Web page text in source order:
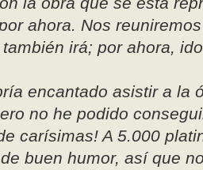
ahora. Nos
irá; por ahora,
encantado asistir a la
no he podido
carísimas! A 5.000
buen humor, así que